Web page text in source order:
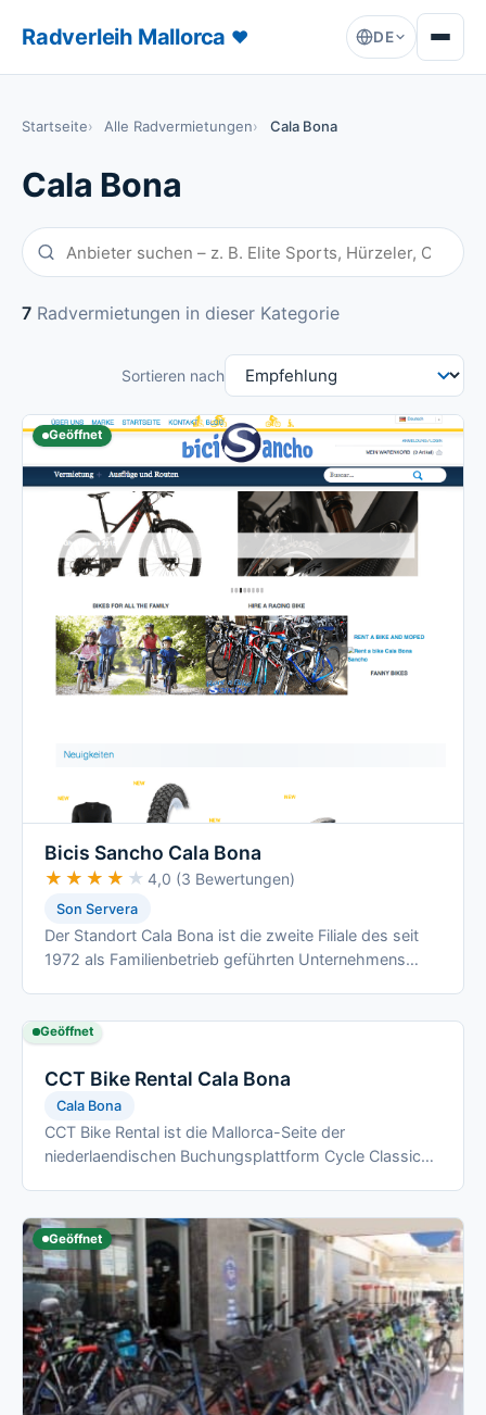
Radverleih Mallorca ♥ DE
Startseite Alle Radvermietungen Cala Bona
Cala Bona
7 Radvermietungen in dieser Kategorie
Sortieren nach
Geöffnet
Bicis Sancho Cala Bona
★★★★★
★★★★★ 4,0 (3 Bewertungen)
Son Servera
Der Standort Cala Bona ist die zweite Filiale des seit
1972 als Familienbetrieb geführten Unternehmens
Geöffnet
CCT Bike Rental Cala Bona
Cala Bona
CCT Bike Rental ist die Mallorca-Seite der
niederlaendischen Buchungsplattform Cycle Classic
Geöffnet